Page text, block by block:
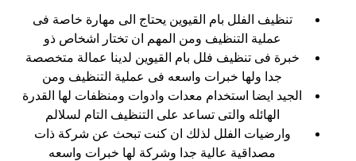
تنظيف الفلل بام القيوين يحتاج الى مهارة خاصة فى
عملية التنظيف ومن المهم ان تختار اشخاص ذو
خبرة فى تنظيف فلل بام القيوين لدينا عمالة متخصصة
جدا ولها خبرات واسعه فى عملية التنظيف ومن
الجيد ايضا استخدام معدات وادوات ومنظفات لها القدرة
الهائله والتى تساعد على التنظيف التام لسلالم
وارضيات الفلل لذلك ان كنت تبحث عن شركة ذات
مصداقية عالية جدا وشركة لها خبرات واسعه